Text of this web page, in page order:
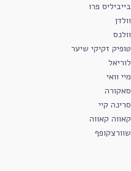
בייביליס פרו
וולדן
וולנס
טופיק זקיקי שיער
לוריאל
מיי וואי
סאקורה
סרינה קיי
קאווה קאווה
שוורצקופף